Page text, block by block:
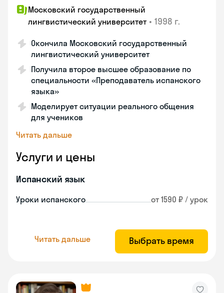
Московский государственный
лингвистический университет • 1998 г.
Окончила Московский государственный
лингвистический университет
Получила второе высшее образование по
специальности «Преподаватель испанского
языка»
Моделирует ситуации реального общения
для учеников
Читать дальше
Услуги и цены
Испанский язык
Уроки испанского от 1590 ₽ / урок
Читать дальше Выбрать время